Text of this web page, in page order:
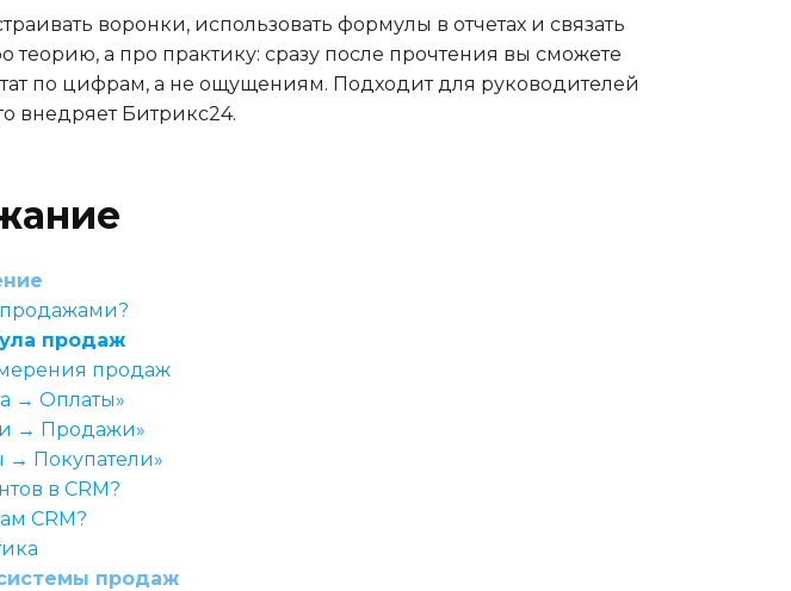
воронки, использовать формулы в отчетах и связать
а про практику: сразу после прочтения вы сможете
по цифрам, а не ощущениям. Подходит для руководителей
внедряет Битрикс24.
продажами?
продаж
продаж
→ Оплаты»
→ Продажи»
→ Покупатели»
в CRM?
CRM?
продаж